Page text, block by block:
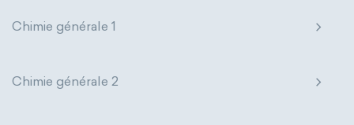
Chimie générale 1
Chimie générale 2